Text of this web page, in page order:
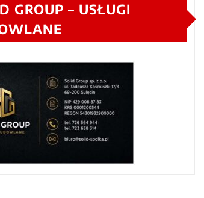
GROUP – USŁUGI